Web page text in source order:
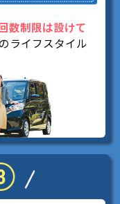
数制限は設けて
ライフスタイル